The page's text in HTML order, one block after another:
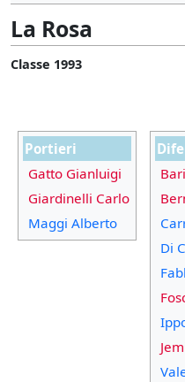
La Rosa
Classe 1993
Portieri
Gatto Gianluigi
Giardinelli Carlo
Maggi Alberto
Di